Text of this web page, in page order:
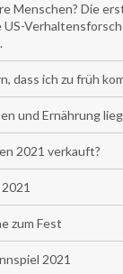
Menschen? Die
dass ich zu früh
und Ernährung
2021 verkauft?
zum Fest
2021